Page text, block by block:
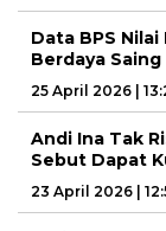
Data BPS
Berdaya Saing
25 April 2026 |
Andi Ina Tak
Sebut Dapat
23 April 2026 |